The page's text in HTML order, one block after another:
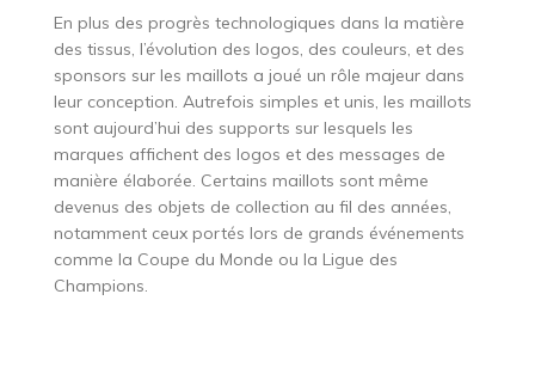
En plus des progrès technologiques dans la matière
des tissus, l’évolution des logos, des couleurs, et des
sponsors sur les maillots a joué un rôle majeur dans
leur conception. Autrefois simples et unis, les maillots
sont aujourd’hui des supports sur lesquels les
marques affichent des logos et des messages de
manière élaborée. Certains maillots sont même
devenus des objets de collection au fil des années,
notamment ceux portés lors de grands événements
comme la Coupe du Monde ou la Ligue des
Champions.